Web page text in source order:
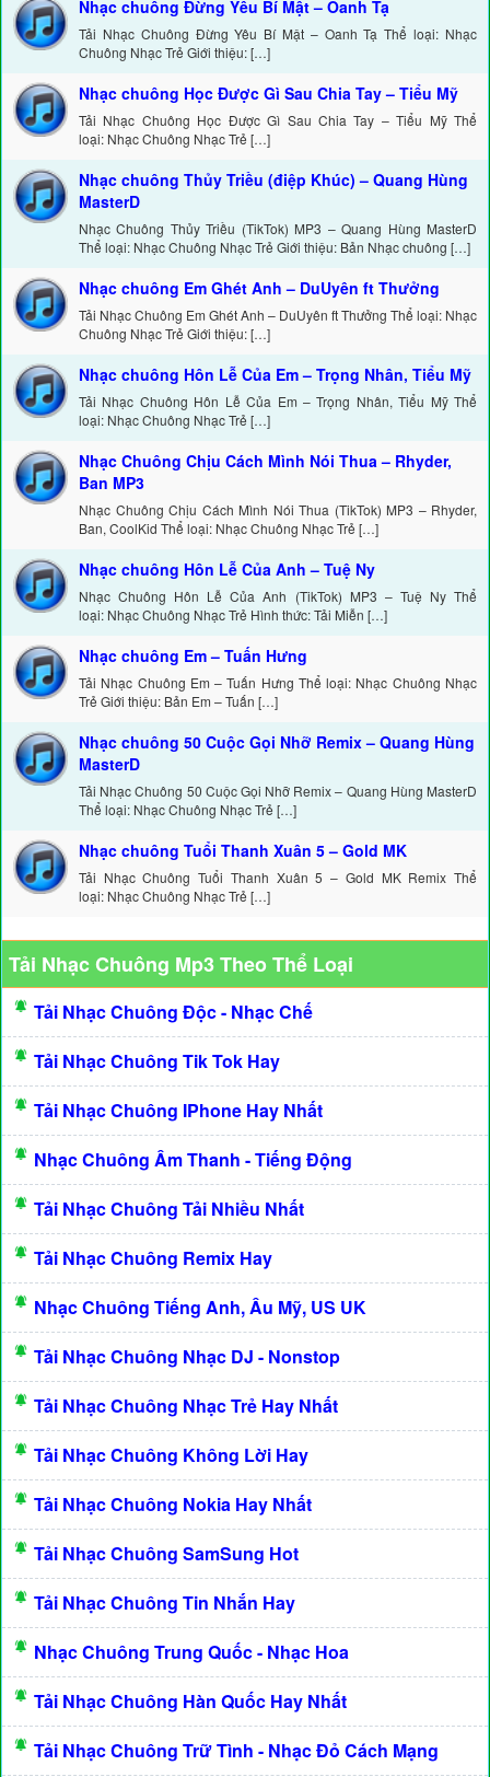
Nhạc chuông Đừng Yêu Bí Mật – Oanh Tạ
Tải Nhạc Chuông Đừng Yêu Bí Mật – Oanh Tạ Thể loại: Nhạc
Chuông Nhạc Trẻ Giới thiệu: […]
Nhạc chuông Học Được Gì Sau Chia Tay – Tiểu Mỹ
Tải Nhạc Chuông Học Được Gì Sau Chia Tay – Tiểu Mỹ Thể
loại: Nhạc Chuông Nhạc Trẻ […]
Nhạc chuông Thủy Triều (điệp Khúc) – Quang Hùng
MasterD
Nhạc Chuông Thủy Triều (TikTok) MP3 – Quang Hùng MasterD
Thể loại: Nhạc Chuông Nhạc Trẻ Giới thiệu: Bản Nhạc chuông […]
Nhạc chuông Em Ghét Anh – DuUyên ft Thưởng
Tải Nhạc Chuông Em Ghét Anh – DuUyên ft Thưởng Thể loại: Nhạc
Chuông Nhạc Trẻ Giới thiệu: […]
Nhạc chuông Hôn Lễ Của Em – Trọng Nhân, Tiểu Mỹ
Tải Nhạc Chuông Hôn Lễ Của Em – Trọng Nhân, Tiểu Mỹ Thể
loại: Nhạc Chuông Nhạc Trẻ […]
Nhạc Chuông Chịu Cách Mình Nói Thua – Rhyder,
Ban MP3
Nhạc Chuông Chịu Cách Mình Nói Thua (TikTok) MP3 – Rhyder,
Ban, CoolKid Thể loại: Nhạc Chuông Nhạc Trẻ […]
Nhạc chuông Hôn Lễ Của Anh – Tuệ Ny
Nhạc Chuông Hôn Lễ Của Anh (TikTok) MP3 – Tuệ Ny Thể
loại: Nhạc Chuông Nhạc Trẻ Hình thức: Tải Miễn […]
Nhạc chuông Em – Tuấn Hưng
Tải Nhạc Chuông Em – Tuấn Hưng Thể loại: Nhạc Chuông Nhạc
Trẻ Giới thiệu: Bản Em – Tuấn […]
Nhạc chuông 50 Cuộc Gọi Nhỡ Remix – Quang Hùng
MasterD
Tải Nhạc Chuông 50 Cuộc Gọi Nhỡ Remix – Quang Hùng MasterD
Thể loại: Nhạc Chuông Nhạc Trẻ […]
Nhạc chuông Tuổi Thanh Xuân 5 – Gold MK
Tải Nhạc Chuông Tuổi Thanh Xuân 5 – Gold MK Remix Thể
loại: Nhạc Chuông Nhạc Trẻ […]
Tải Nhạc Chuông Mp3 Theo Thể Loại
Tải Nhạc Chuông Độc - Nhạc Chế
Tải Nhạc Chuông Tik Tok Hay
Tải Nhạc Chuông IPhone Hay Nhất
Nhạc Chuông Âm Thanh - Tiếng Động
Tải Nhạc Chuông Tải Nhiều Nhất
Tải Nhạc Chuông Remix Hay
Nhạc Chuông Tiếng Anh, Âu Mỹ, US UK
Tải Nhạc Chuông Nhạc DJ - Nonstop
Tải Nhạc Chuông Nhạc Trẻ Hay Nhất
Tải Nhạc Chuông Không Lời Hay
Tải Nhạc Chuông Nokia Hay Nhất
Tải Nhạc Chuông SamSung Hot
Tải Nhạc Chuông Tin Nhắn Hay
Nhạc Chuông Trung Quốc - Nhạc Hoa
Tải Nhạc Chuông Hàn Quốc Hay Nhất
Tải Nhạc Chuông Trữ Tình - Nhạc Đỏ Cách Mạng